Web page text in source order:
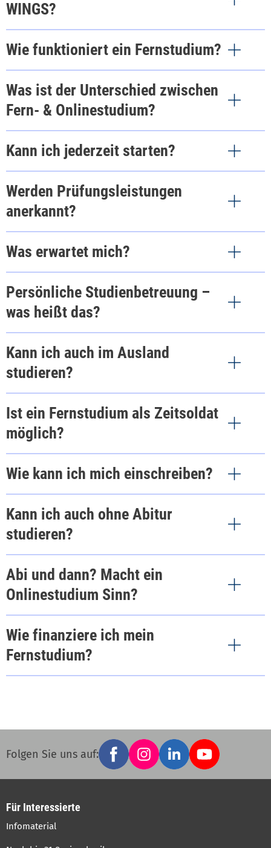
Bachelor
Master
WINGS?
Wie funktioniert ein Fernstudium?
Was ist der Unterschied zwischen
Fern- & Onlinestudium?
Ein Onlinestudium ist da noch flexibler. Im
Anwesenheit gar nicht oder nur noch zu den
Prüfungen erforderlich. Doch auch diese können
online absolviert werden. Studiert wird über eine
Studien-App, feste Vorlesungstermine gibt
es nicht. Über die App sind sämtliche Lehrinhalte,
Studienbriefe, e-Books, Videovorlesungen, Noten
Tutorien direkt mit dem Dozenten besprochen.
Kann ich jederzeit starten?
Werden Prüfungsleistungen
anerkannt?
Was erwartet mich?
Persönliche Studienbetreuung –
was heißt das?
Kann ich auch im Ausland
studieren?
Ist ein Fernstudium als Zeitsoldat
möglich?
Wie kann ich mich einschreiben?
Kann ich auch ohne Abitur
studieren?
Abi und dann? Macht ein
Onlinestudium Sinn?
Wie finanziere ich mein
Fernstudium?
Social
links
Folgen Sie uns auf:
FacebookInstagramLinkedInYouTube
Für Interessierte
Infomaterial